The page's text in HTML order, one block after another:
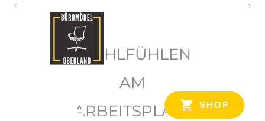
SHOP
WOHLFÜHLEN
AM
ARBEITSPLATZ